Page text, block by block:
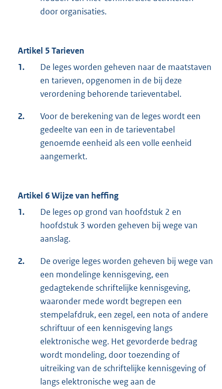
door organisaties.
Artikel 5 Tarieven
1.
De leges worden geheven naar de maatstaven
en tarieven, opgenomen in de bij deze
verordening behorende tarieventabel.
2.
Voor de berekening van de leges wordt een
gedeelte van een in de tarieventabel
genoemde eenheid als een volle eenheid
aangemerkt.
Artikel 6 Wijze van heffing
1.
De leges op grond van hoofdstuk 2 en
hoofdstuk 3 worden geheven bij wege van
aanslag.
2.
De overige leges worden geheven bij wege van
een mondelinge kennisgeving, een
gedagtekende schriftelijke kennisgeving,
waaronder mede wordt begrepen een
stempelafdruk, een zegel, een nota of andere
schriftuur of een kennisgeving langs
elektronische weg. Het gevorderde bedrag
wordt mondeling, door toezending of
uitreiking van de schriftelijke kennisgeving of
langs elektronische weg aan de